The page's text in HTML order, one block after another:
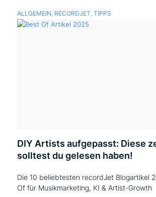
ALLGEMEIN, RECORDJET, TIPPS
DIY Artists aufgepasst: Diese
solltest du gelesen haben!
Die 10 beliebtesten recordJet Blogartikel
Of für Musikmarketing, KI & Artist-Growth